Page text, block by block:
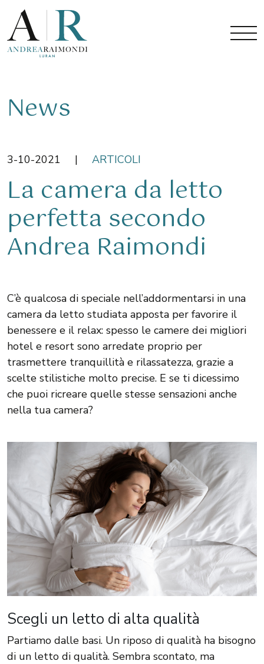
News
3-10-2021 | ARTICOLI
La camera da letto
perfetta secondo
Andrea Raimondi
C’è qualcosa di speciale nell’addormentarsi in una
camera da letto studiata apposta per favorire il
benessere e il relax: spesso le camere dei migliori
hotel e resort sono arredate proprio per
trasmettere tranquillità e rilassatezza, grazie a
scelte stilistiche molto precise. E se ti dicessimo
che puoi ricreare quelle stesse sensazioni anche
nella tua camera?
Scegli un letto di alta qualità
Partiamo dalle basi. Un riposo di qualità ha bisogno
di un letto di qualità. Sembra scontato, ma